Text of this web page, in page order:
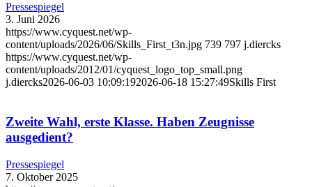
Pressespiegel
3. Juni 2026
https://www.cyquest.net/wp-
content/uploads/2026/06/Skills_First_t3n.jpg 739 797 j.diercks
https://www.cyquest.net/wp-
content/uploads/2012/01/cyquest_logo_top_small.png
j.diercks2026-06-03 10:09:192026-06-18 15:27:49Skills First
Zweite Wahl, erste Klasse. Haben Zeugnisse
ausgedient?
Pressespiegel
7. Oktober 2025